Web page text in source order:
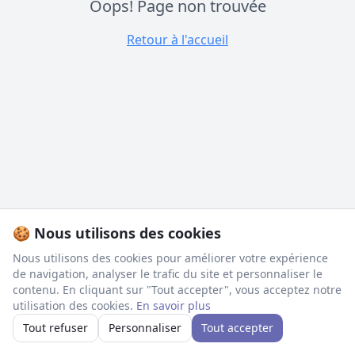
Oops! Page non trouvée
Retour à l'accueil
🍪 Nous utilisons des cookies
Nous utilisons des cookies pour améliorer votre expérience
de navigation, analyser le trafic du site et personnaliser le
contenu. En cliquant sur "Tout accepter", vous acceptez notre
utilisation des cookies. En savoir plus
Tout refuser
Personnaliser Tout accepter